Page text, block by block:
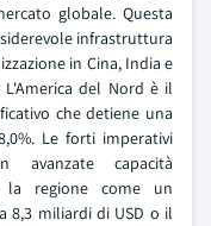
globale. Questa
infrastruttura
in Cina, India e
del Nord è il
che detiene una
Le forti imperativi
avanzate capacità
la regione come un
8,3 miliardi di USD o il